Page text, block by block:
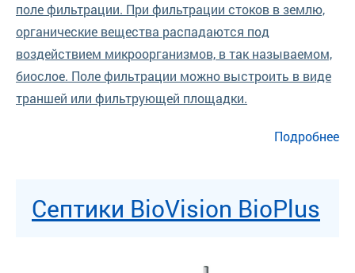
поле фильтрации. При фильтрации стоков в землю,
органические вещества распадаются под
воздействием микроорганизмов, в так называемом,
биослое. Поле фильтрации можно выстроить в виде
траншей или фильтрующей площадки.
Подробнее
о Септики для дач и коттеджей Лабко SAKO 2000 Vision
Септики BioVision BioPlus